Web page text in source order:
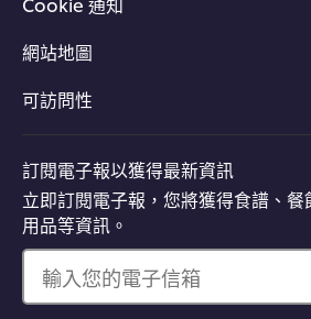
網站地圖
可訪問性
訂閱電子報以獲得最新資訊
立即訂閱電子報，您將獲得食譜、
用品等資訊。
輸入您的電子信箱